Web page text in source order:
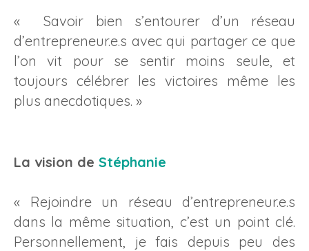
« Savoir bien s’entourer d’un réseau
d’entrepreneur.e.s avec qui partager ce que
l’on vit pour se sentir moins seule, et
toujours célébrer les victoires même les
plus anecdotiques. »
La vision de Stéphanie
« Rejoindre un réseau d’entrepreneur.e.s
dans la même situation, c’est un point clé.
Personnellement, je fais depuis peu des